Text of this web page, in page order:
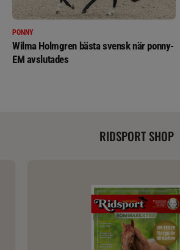
PONNY
Wilma Holmgren bästa svensk när ponny-
EM avslutades
RIDSPORT SHOP